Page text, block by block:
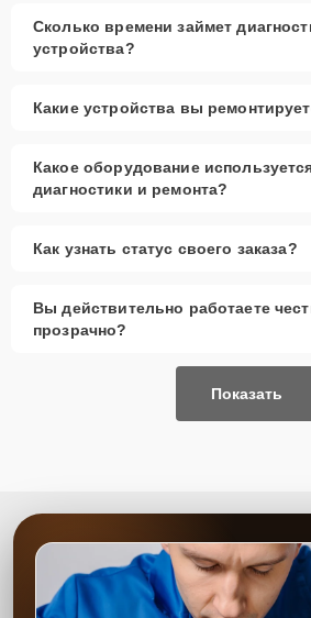
Сколько времени займет
устройства?
Какие устройства вы
Какое оборудование
диагностики и ремонта?
Как узнать статус своего заказа?
Вы действительно работаете
прозрачно?
Показать